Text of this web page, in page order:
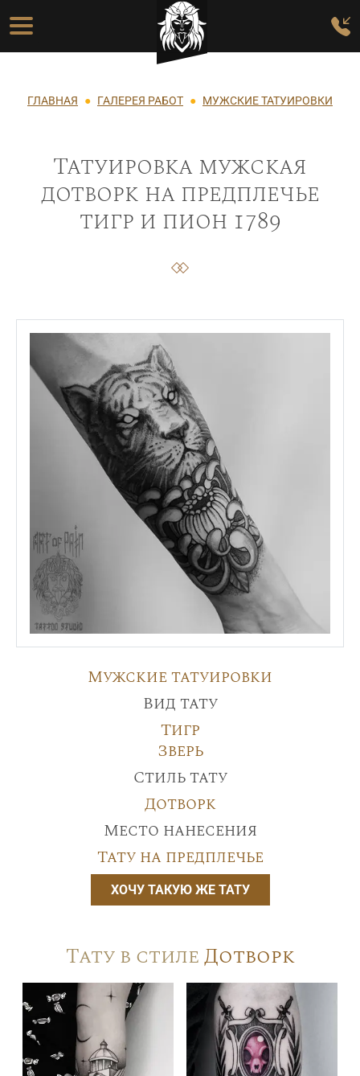
Перейти к основному содержанию
Основная навигация
Строка навигации
ГЛАВНАЯ ГАЛЕРЕЯ РАБОТ МУЖСКИЕ ТАТУИРОВКИ
Татуировка мужская
дотворк на предплечье
тигр и пион 1789
Мужские татуировки
Вид тату
Тигр
Зверь
Стиль тату
Дотворк
Место нанесения
Тату на предплечье
ХОЧУ ТАКУЮ ЖЕ ТАТУ
Тату в стилеДотворк